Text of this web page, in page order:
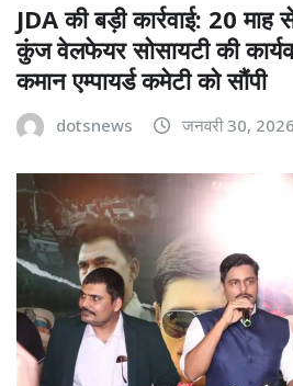
JDA की बड़ी कार्रवाई: 20
कुंज वेलफेयर सोसायटी की
कमान एम्पायर्ड कमेटी को सौंपी
dotsnews जनवरी 30, 2026